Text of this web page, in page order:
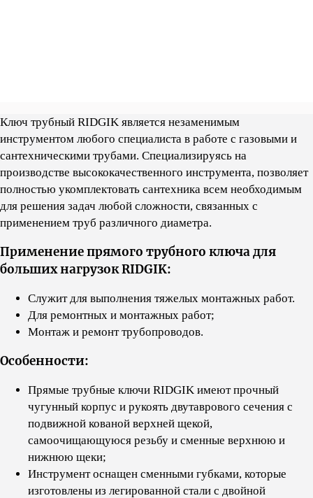
Ключ трубный RIDGIK является незаменимым
инструментом любого специалиста в работе с газовыми и
сантехническими трубами. Cпециализируясь на
производстве высококачественного инструмента, позволяет
полностью укомплектовать сантехника всем необходимым
для решения задач любой сложности, связанных с
применением труб различного диаметра.
Применение прямого трубного ключа для
больших нагрузок RIDGIK:
Служит для выполнения тяжелых монтажных работ.
Для ремонтных и монтажных работ;
Монтаж и ремонт трубопроводов.
Особенности:
Прямые трубные ключи RIDGIK имеют прочный
чугунный корпус и рукоять двутаврового сечения с
подвижной кованой верхней щекой,
самоочищающуюся резьбу и сменные верхнюю и
нижнюю щеки;
Инструмент оснащен сменными губками, которые
изготовлены из легированной стали с двойной